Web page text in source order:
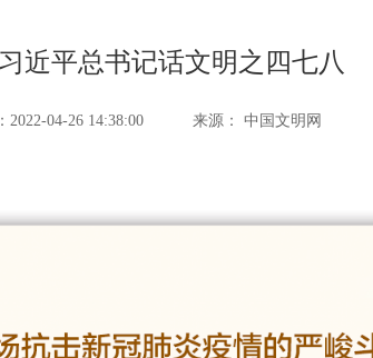
习近平总书记话文明之四七八
2022-04-26 14:38:00 来源： 中国文明网